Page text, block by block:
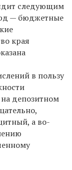
следующим
— бюджетные
края
в пользу
депозитном
а во-